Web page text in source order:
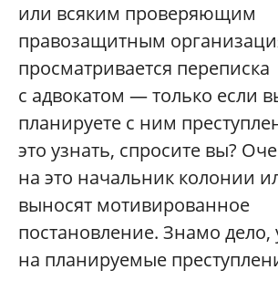
или всяким проверяющим
правозащитным
просматривается переписка
с адвокатом — только если
планируете с ним
это узнать, спросите вы?
на это начальник колонии
выносят мотивированное
постановление. Знамо
на планируемые